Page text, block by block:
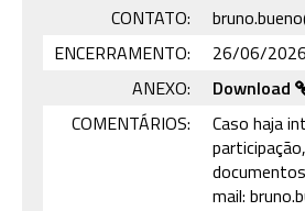
CONTATO:
ENCERRAMENTO:
26/06/2026
ANEXO:
Download
COMENTÁRIOS:
Caso haja
mail: